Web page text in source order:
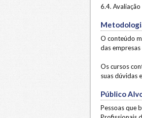
6.4. Avaliação
O conteúdo
das
Os cursos
suas dúvidas
Público
Pessoas que